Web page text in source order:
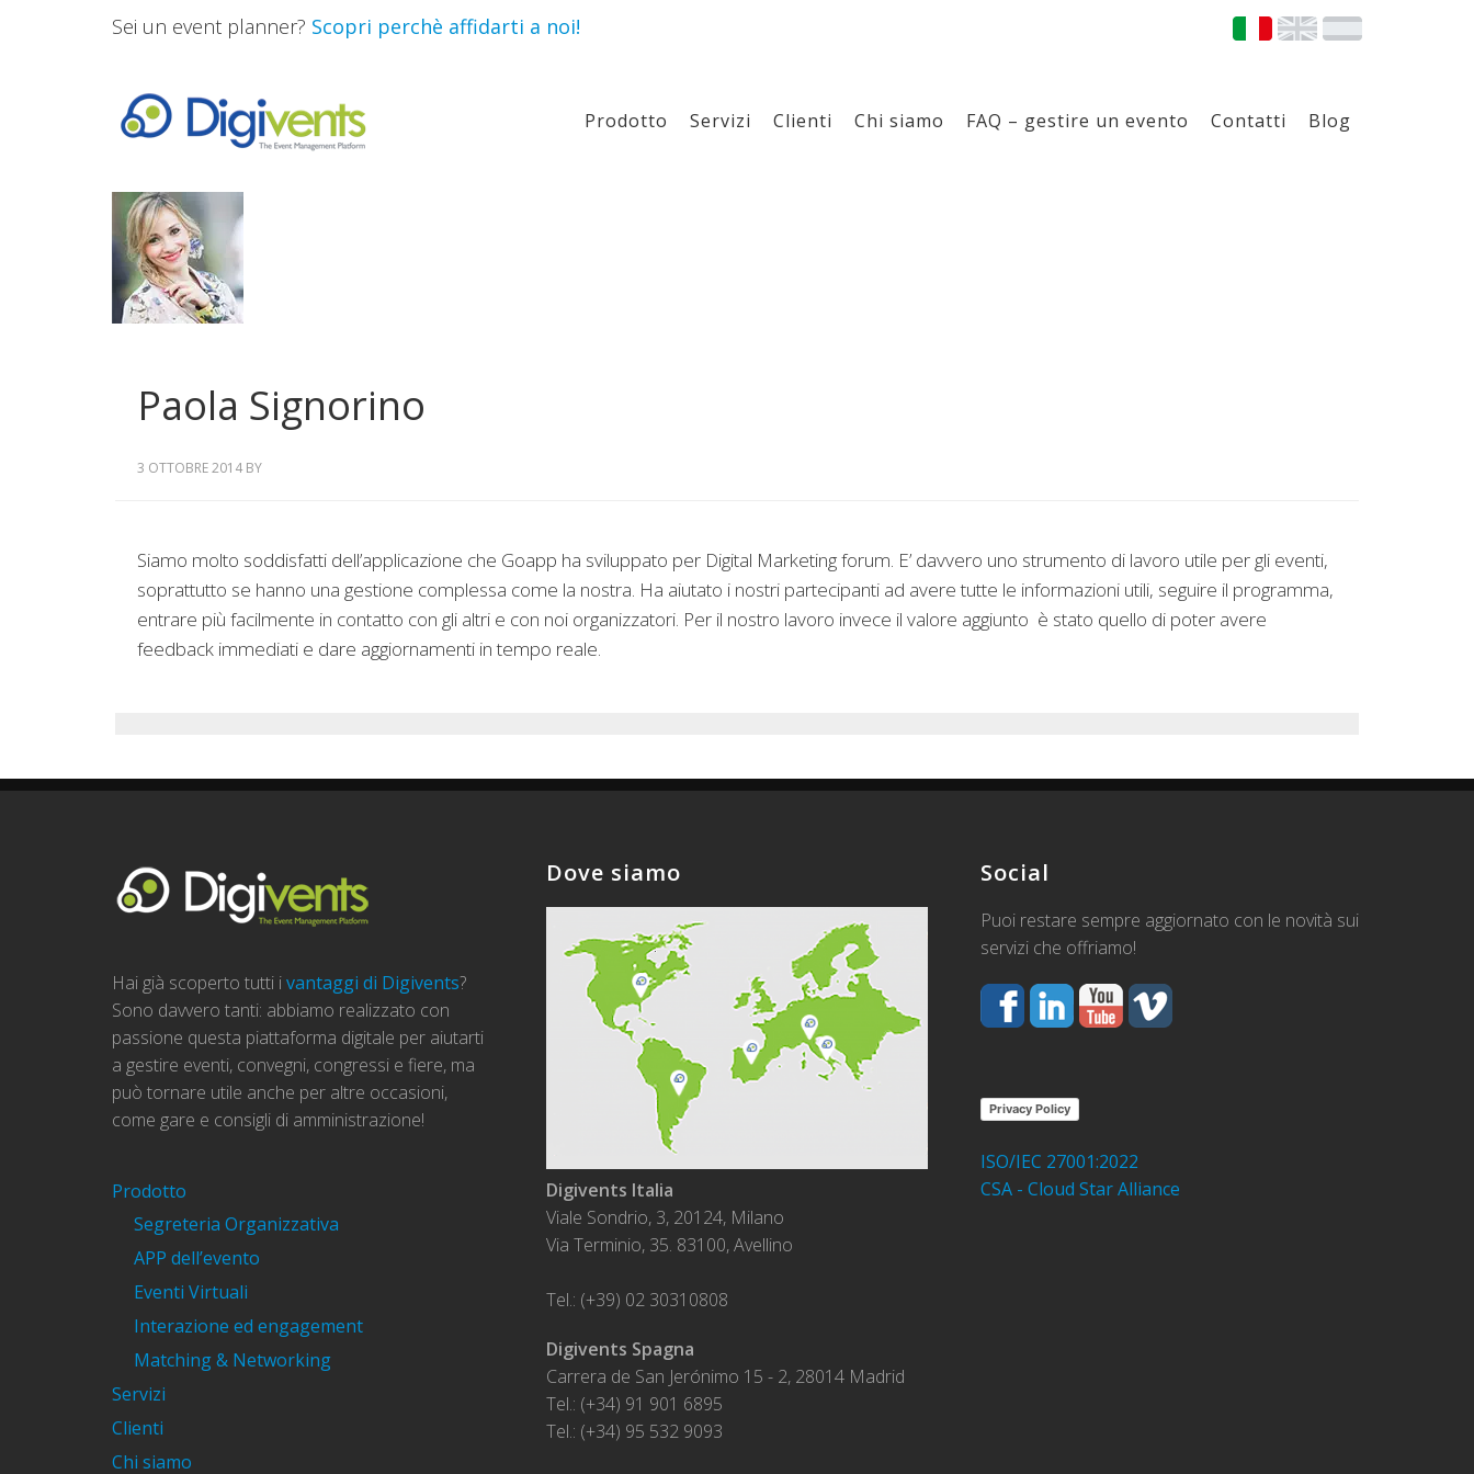
Sei un event planner? Scopri perchè affidarti a noi!
Prodotto Servizi Clienti Chi siamo FAQ – gestire un evento Contatti Blog
Paola Signorino
3 OTTOBRE 2014 BY
Siamo molto soddisfatti dell’applicazione che Goapp ha sviluppato per Digital Marketing forum. E’ davvero uno strumento di lavoro utile per gli eventi,
soprattutto se hanno una gestione complessa come la nostra. Ha aiutato i nostri partecipanti ad avere tutte le informazioni utili, seguire il programma,
entrare più facilmente in contatto con gli altri e con noi organizzatori. Per il nostro lavoro invece il valore aggiunto è stato quello di poter avere
feedback immediati e dare aggiornamenti in tempo reale.
Hai già scoperto tutti ivantaggi di Digivents?
Sono davvero tanti: abbiamo realizzato con
passione questa piattaforma digitale per aiutarti
a gestire eventi, convegni, congressi e fiere, ma
può tornare utile anche per altre occasioni,
come gare e consigli di amministrazione!
Prodotto
Segreteria Organizzativa
APP dell’evento
Eventi Virtuali
Interazione ed engagement
Matching & Networking
Servizi
Clienti
Chi siamo
Dove siamo
Digivents Italia
Viale Sondrio, 3, 20124, Milano
Via Terminio, 35. 83100, Avellino
Tel.: (+39) 02 30310808
Digivents Spagna
Carrera de San Jerónimo 15 - 2, 28014 Madrid
Tel.: (+34) 91 901 6895
Tel.: (+34) 95 532 9093
Social
Puoi restare sempre aggiornato con le novità sui
servizi che offriamo!
Privacy Policy
ISO/IEC 27001:2022
CSA - Cloud Star Alliance